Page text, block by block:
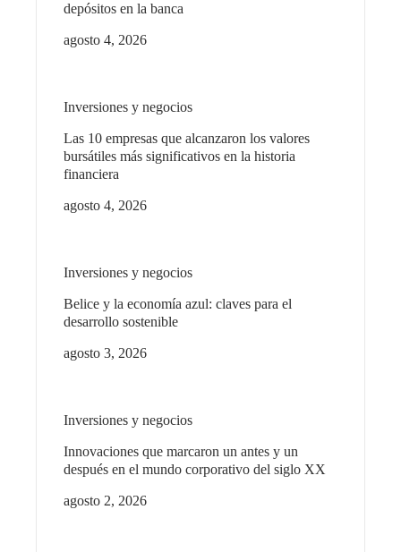
depósitos en la banca
agosto 4, 2026
Inversiones y negocios
Las 10 empresas que alcanzaron los valores
bursátiles más significativos en la historia
financiera
agosto 4, 2026
Inversiones y negocios
Belice y la economía azul: claves para el
desarrollo sostenible
agosto 3, 2026
Inversiones y negocios
Innovaciones que marcaron un antes y un
después en el mundo corporativo del siglo XX
agosto 2, 2026